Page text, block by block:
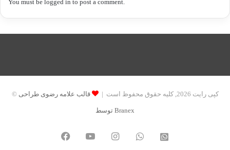
You must be logged in to post a comment.
© کپی رایت 2026, کلیه حقوق محفوظ است | قالب علامه رضوی طراحی
توسط Branex
FacebookYouTubeInstagramWhatsApp